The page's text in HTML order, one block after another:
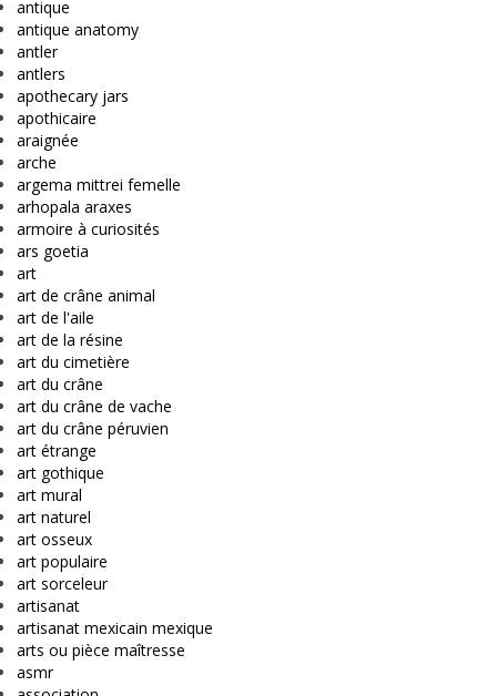
antique
antique anatomy
antler
antlers
apothecary jars
apothicaire
araignée
arche
argema mittrei femelle
arhopala araxes
armoire à curiosités
ars goetia
art
art de crâne animal
art de l'aile
art de la résine
art du cimetière
art du crâne
art du crâne de vache
art du crâne péruvien
art étrange
art gothique
art mural
art naturel
art osseux
art populaire
art sorceleur
artisanat
artisanat mexicain mexique
arts ou pièce maîtresse
asmr